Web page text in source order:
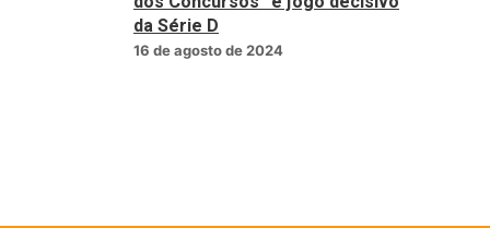
da Série D
16 de agosto de 2024